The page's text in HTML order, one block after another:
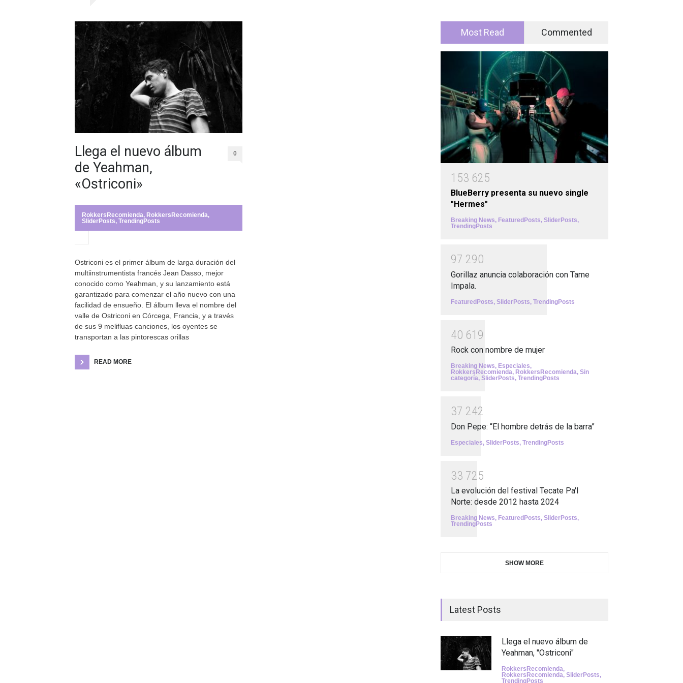
Llega el nuevo álbum
de Yeahman,
«Ostriconi»
0
RokkersRecomienda, RokkersRecomienda,
SliderPosts, TrendingPosts
Ostriconi es el primer álbum de larga duración del
multiinstrumentista francés Jean Dasso, mejor
conocido como Yeahman, y su lanzamiento está
garantizado para comenzar el año nuevo con una
facilidad de ensueño. El álbum lleva el nombre del
valle de Ostriconi en Córcega, Francia, y a través
de sus 9 melifluas canciones, los oyentes se
transportan a las pintorescas orillas
READ MORE
Most Read Commented
1 53 625
BlueBerry presenta su nuevo single
"Hermes"
Breaking News, FeaturedPosts, SliderPosts,
TrendingPosts
97 290
Gorillaz anuncia colaboración con Tame
Impala.
FeaturedPosts, SliderPosts, TrendingPosts
40 61 9
Rock con nombre de mujer
Breaking News, Especiales,
RokkersRecomienda, RokkersRecomienda, Sin
categoría, SliderPosts, TrendingPosts
37 242
Don Pepe: “El hombre detrás de la barra”
Especiales, SliderPosts, TrendingPosts
33 725
La evolución del festival Tecate Pa'l
Norte: desde 2012 hasta 2024
Breaking News, FeaturedPosts, SliderPosts,
TrendingPosts
SHOW MORE
Latest Posts
Llega el nuevo álbum de
Yeahman, "Ostriconi"
RokkersRecomienda,
RokkersRecomienda, SliderPosts,
TrendingPosts